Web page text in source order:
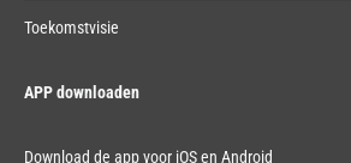
Toekomstvisie
APP downloaden
Download de app voor iOS en Android